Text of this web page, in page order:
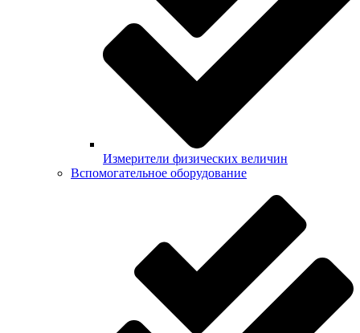
Измерители физических величин
Вспомогательное оборудование